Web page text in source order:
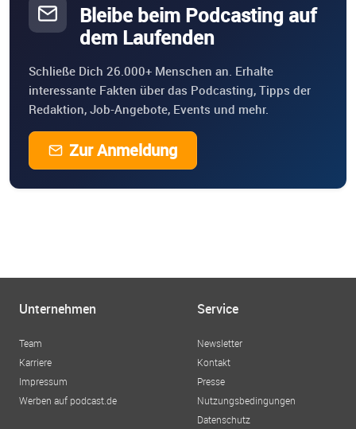
Bleibe beim Podcasting auf
dem Laufenden
Schließe Dich 26.000+ Menschen an. Erhalte
interessante Fakten über das Podcasting, Tipps der
Redaktion, Job-Angebote, Events und mehr.
Zur Anmeldung
Unternehmen
Team
Karriere
Impressum
Werben auf podcast.de
Service
Newsletter
Kontakt
Presse
Nutzungsbedingungen
Datenschutz